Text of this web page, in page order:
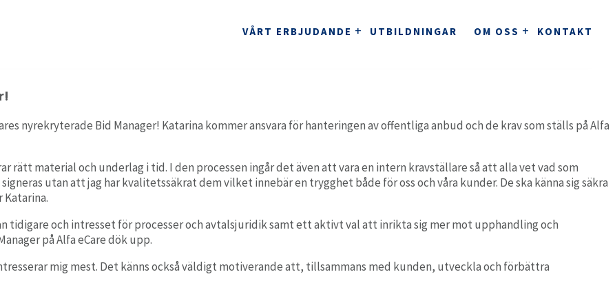
VÅRT ERBJUDANDE
Planering
Myndighet
Heltäckande verksamhetssystem för socialtjänstens
Enkel och strukturerad journalföring.
ClinicBuddy
Tandvård och tandteknik
Clinics
UTBILDNINGAR OM OSS
PARTNERSKAP ARBETA HOS OSS KVALITETSARBETE
KONTAKT
nyrekryterade Bid Manager! Katarina kommer ansvara för hanteringen av offentliga anbud och de krav som ställs på Alfa
material och underlag i tid. I den processen ingår det även att vara en intern kravställare så att alla vet vad som
utan att jag har kvalitetssäkrat dem vilket innebär en trygghet både för oss och våra kunder. De ska känna sig säkra
Katarina.
tidigare och intresset för processer och avtalsjuridik samt ett aktivt val att inrikta sig mer mot upphandling och
på Alfa eCare dök upp.
mig mest. Det känns också väldigt motiverande att, tillsammans med kunden, utveckla och förbättra